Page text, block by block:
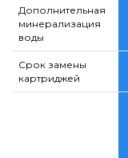
Дополнительная
минерализация
воды
Срок замены
картриджей